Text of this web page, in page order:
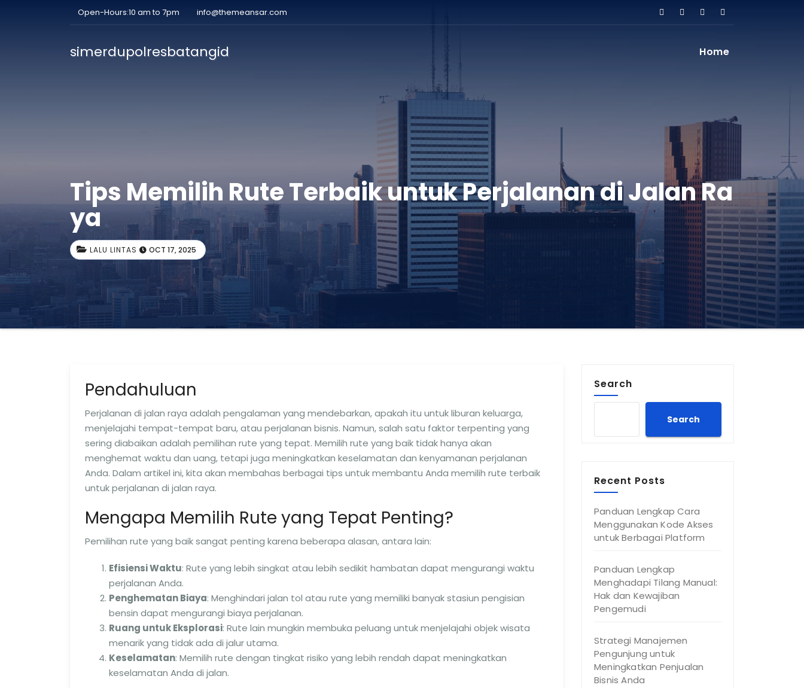
Open-Hours:10 am to 7pm info@themeansar.com
simerdupolresbatangid Home
Tips Memilih Rute Terbaik untuk Perjalanan di Jalan Ra
ya
LALU LINTAS OCT 17, 2025
Pendahuluan
Perjalanan di jalan raya adalah pengalaman yang mendebarkan, apakah itu untuk liburan keluarga,
menjelajahi tempat-tempat baru, atau perjalanan bisnis. Namun, salah satu faktor terpenting yang
sering diabaikan adalah pemilihan rute yang tepat. Memilih rute yang baik tidak hanya akan
menghemat waktu dan uang, tetapi juga meningkatkan keselamatan dan kenyamanan perjalanan
Anda. Dalam artikel ini, kita akan membahas berbagai tips untuk membantu Anda memilih rute terbaik
untuk perjalanan di jalan raya.
Mengapa Memilih Rute yang Tepat Penting?
Pemilihan rute yang baik sangat penting karena beberapa alasan, antara lain:
Efisiensi Waktu: Rute yang lebih singkat atau lebih sedikit hambatan dapat mengurangi waktu
perjalanan Anda.
Penghematan Biaya: Menghindari jalan tol atau rute yang memiliki banyak stasiun pengisian
bensin dapat mengurangi biaya perjalanan.
Ruang untuk Eksplorasi: Rute lain mungkin membuka peluang untuk menjelajahi objek wisata
menarik yang tidak ada di jalur utama.
Keselamatan: Memilih rute dengan tingkat risiko yang lebih rendah dapat meningkatkan
keselamatan Anda di jalan.
Search
Search
Recent Posts
Panduan Lengkap Cara
Menggunakan Kode Akses
untuk Berbagai Platform
Panduan Lengkap
Menghadapi Tilang Manual:
Hak dan Kewajiban
Pengemudi
Strategi Manajemen
Pengunjung untuk
Meningkatkan Penjualan
Bisnis Anda